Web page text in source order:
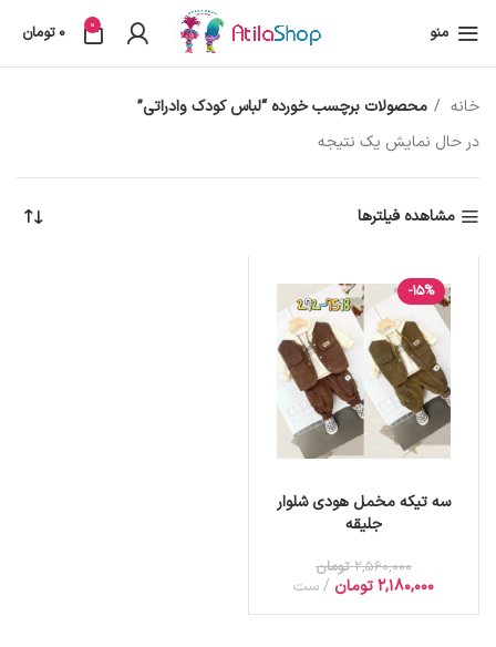
منو 0
0 تومان
خانه
محصولات برچسب خورده “لباس کودک وادراتی”
در حال نمایش یک نتیجه
مشاهده فیلترها
-15%
سه تیکه مخمل هودی شلوار
جلیقه
2,560,000 تومان
2,180,000 تومان ست